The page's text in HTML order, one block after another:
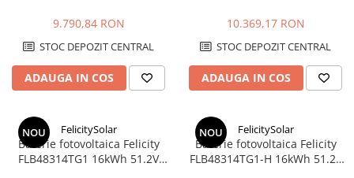
RS/RT
9.790,84 RON
STOC DEPOZIT CENTRAL
ADAUGA IN COS
10.369,17 RON
STOC DEPOZIT CENTRAL
ADAUGA IN COS
NOU FelicitySolar
Baterie fotovoltaica Felicity
FLB48314TG1 16kWh 51.2V
NOU FelicitySolar
Baterie fotovoltaica Felicity
FLB48314TG1-H 16kWh 51.2V